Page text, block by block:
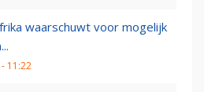
waarschuwt voor mogelijk
11:22